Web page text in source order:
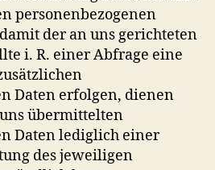
personenbezogenen
der an uns gerichteten
i. R. einer Abfrage eine
Daten erfolgen, dienen
übermittelten
Daten lediglich einer
des jeweiligen